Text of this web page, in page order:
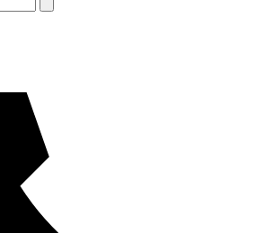
Поиск